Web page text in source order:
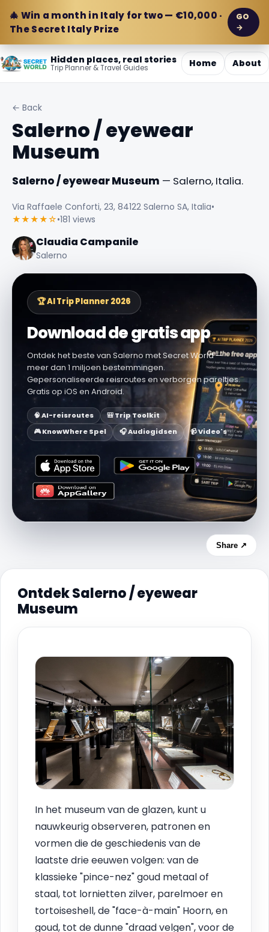
🎄 Win a month in Italy for two — €10,000 ·
The Secret Italy Prize
GO
→
Hidden places, real stories
Trip Planner & Travel Guides Home About
← Back
Salerno / eyewear
Museum
Salerno / eyewear Museum — Salerno, Italia.
Via Raffaele Conforti, 23, 84122 Salerno SA, Italia•
★★★★☆•181 views
Claudia Campanile
Salerno
🏆 AI Trip Planner 2026
Download de gratis app
Ontdek het beste van Salerno met Secret World —
meer dan 1 miljoen bestemmingen.
Gepersonaliseerde reisroutes en verborgen pareltjes.
Gratis op iOS en Android.
🧠 AI-reisroutes
🎒 Trip Toolkit
🎮 KnowWhere Spel
🎧 Audiogidsen 📹 Video's
Share ↗
Ontdek Salerno / eyewear
Museum
In het museum van de glazen, kunt u
nauwkeurig observeren, patronen en
vormen die de geschiedenis van de
laatste drie eeuwen volgen: van de
klassieke "pince-nez" goud metaal of
staal, tot lornietten zilver, parelmoer en
tortoiseshell, de "face-à-main" Hoorn, en
goud, tot de dunne "draad velgen", voor de